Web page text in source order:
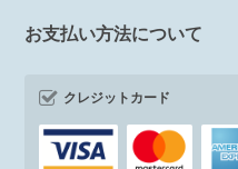
お支払い方法について
クレジットカード